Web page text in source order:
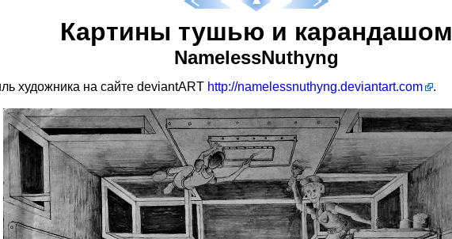
Картины тушью и карандашом
NamelessNuthyng
художника на сайте deviantART http://namelessnuthyng.deviantart.com .